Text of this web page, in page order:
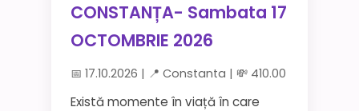
CONSTANȚA- Sambata 17
OCTOMBRIE 2026
📅 17.10.2026 | 📍 Constanta | 💸 410.00
Există momente în viață în care